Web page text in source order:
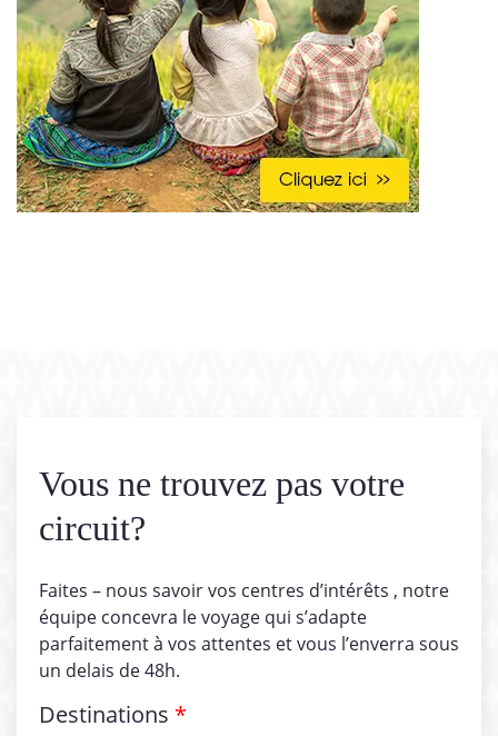
Vous ne trouvez pas votre
circuit?
Faites – nous savoir vos centres d’intérêts , notre
équipe concevra le voyage qui s’adapte
parfaitement à vos attentes et vous l’enverra sous
un delais de 48h.
Destinations *